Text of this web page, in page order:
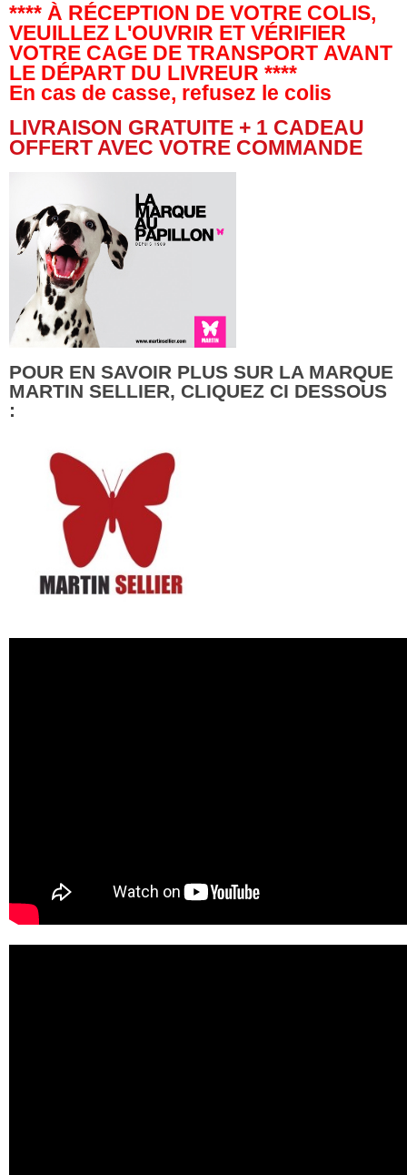
**** À RÉCEPTION DE VOTRE COLIS,
VEUILLEZ L'OUVRIR ET VÉRIFIER
VOTRE CAGE DE TRANSPORT AVANT
LE DÉPART DU LIVREUR ****
En cas de casse, refusez le colis
LIVRAISON GRATUITE + 1 CADEAU
OFFERT AVEC VOTRE COMMANDE
POUR EN SAVOIR PLUS SUR LA MARQUE
MARTIN SELLIER, CLIQUEZ CI DESSOUS
: